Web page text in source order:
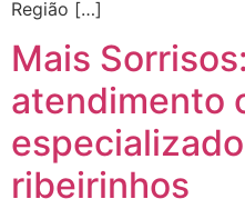
Região […]
Mais
atendimento
ribeirinhos